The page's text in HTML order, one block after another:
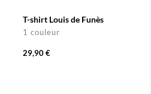
T-shirt Louis de Funès
1 couleur
29,90 €